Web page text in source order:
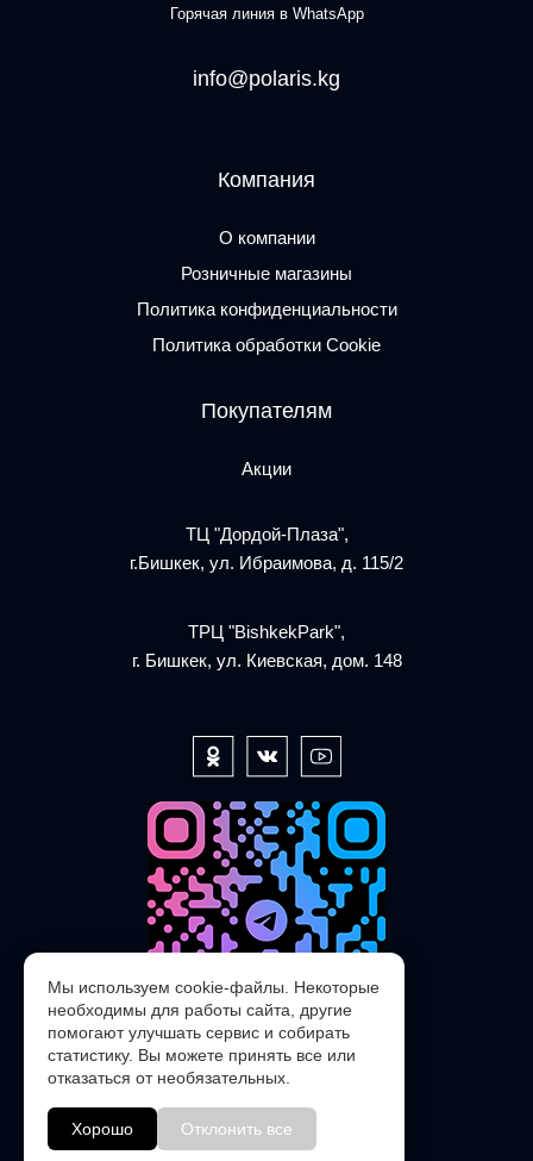
Горячая линия в WhatsApp
info@polaris.kg
Компания
О компании
Розничные магазины
Политика конфиденциальности
Политика обработки Cookie
Покупателям
Акции
ТЦ "Дордой-Плаза",
г.Бишкек, ул. Ибраимова, д. 115/2
ТРЦ "BishkekPark",
г. Бишкек, ул. Киевская, дом. 148
@POLARIS_SERVICE_KG_bot
Мы используем cookie-файлы. Некоторые
необходимы для работы сайта, другие
помогают улучшать сервис и собирать
статистику. Вы можете принять все или
отказаться от необязательных.
Хорошо Отклонить все